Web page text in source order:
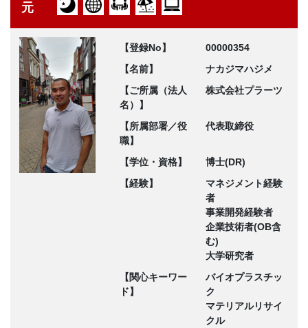
元
【登録No】
00000354
【名前】
ナカジマハジメ
【ご所属（法人
名）】
株式会社プラーツ
【所属部署／役
職】
代表取締役
【学位・資格】
博士(DR)
【経験】
マネジメント経験
者
事業開発経験者
企業技術者(OB含
む)
大学研究者
【関心キーワー
ド】
バイオプラスチッ
ク
マテリアルリサイ
クル